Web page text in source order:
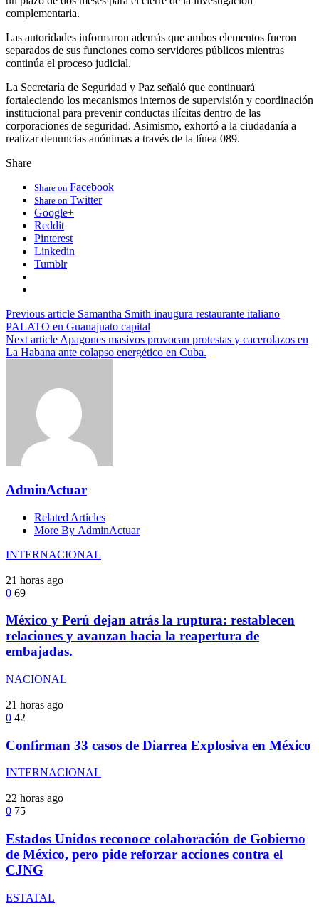
complementaria.
Las autoridades informaron además que ambos elementos fueron
separados de sus funciones como servidores públicos mientras
continúa el proceso judicial.
La Secretaría de Seguridad y Paz señaló que continuará
fortaleciendo los mecanismos internos de supervisión y coordinación
institucional para prevenir conductas ilícitas dentro de las
corporaciones de seguridad. Asimismo, exhortó a la ciudadanía a
realizar denuncias anónimas a través de la línea 089.
Share
Share on Facebook
Share on Twitter
Google+
Reddit
Pinterest
Linkedin
Tumblr
Previous article Samantha Smith inaugura restaurante italiano
PALATO en Guanajuato capital
Next article Apagones masivos provocan protestas y cacerolazos en
La Habana ante colapso energético en Cuba.
AdminActuar
Related Articles
More By AdminActuar
INTERNACIONAL
21 horas ago
0 69
México y Perú dejan atrás la ruptura: restablecen
relaciones y avanzan hacia la reapertura de
embajadas.
NACIONAL
21 horas ago
0 42
Confirman 33 casos de Diarrea Explosiva en México
INTERNACIONAL
22 horas ago
0 75
Estados Unidos reconoce colaboración de Gobierno
de México, pero pide reforzar acciones contra el
CJNG
ESTATAL